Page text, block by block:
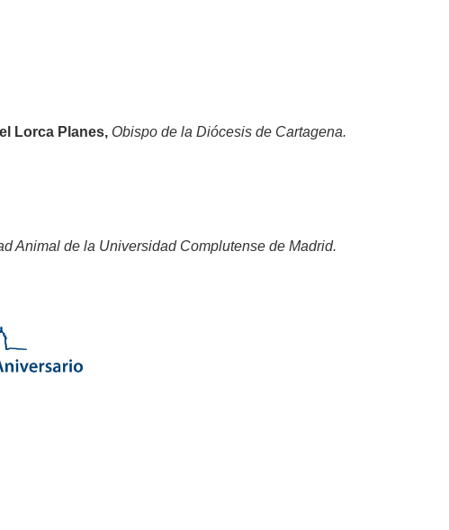
Lorca Planes, Obispo de la Diócesis de Cartagena.
Animal de la Universidad Complutense de Madrid.